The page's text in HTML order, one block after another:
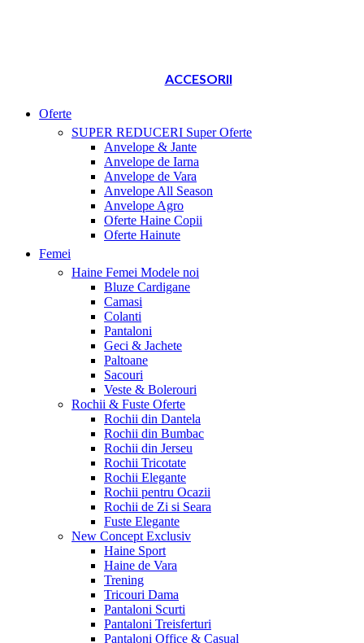
ACCESORII
Oferte
SUPER REDUCERI Super Oferte
Anvelope & Jante
Anvelope de Iarna
Anvelope de Vara
Anvelope All Season
Anvelope Agro
Oferte Haine Copii
Oferte Hainute
Femei
Haine Femei Modele noi
Bluze Cardigane
Camasi
Colanti
Pantaloni
Geci & Jachete
Paltoane
Sacouri
Veste & Bolerouri
Rochii & Fuste Oferte
Rochii din Dantela
Rochii din Bumbac
Rochii din Jerseu
Rochii Tricotate
Rochii Elegante
Rochii pentru Ocazii
Rochii de Zi si Seara
Fuste Elegante
New Concept Exclusiv
Haine Sport
Haine de Vara
Trening
Tricouri Dama
Pantaloni Scurti
Pantaloni Treisferturi
Pantaloni Office & Casual